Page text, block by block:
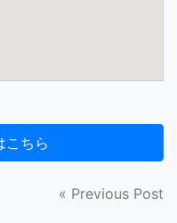
« Previous Post